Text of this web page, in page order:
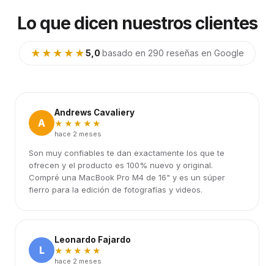
Lo que dicen nuestros clientes
★★★★★5,0·basado en 290 reseñas en Google
A
Andrews Cavaliery
★★★★★
hace 2 meses
Son muy confiables te dan exactamente los que te
ofrecen y el producto es 100% nuevo y original.
Compré una MacBook Pro M4 de 16" y es un súper
fierro para la edición de fotografías y videos.
L
Leonardo Fajardo
★★★★★
hace 2 meses